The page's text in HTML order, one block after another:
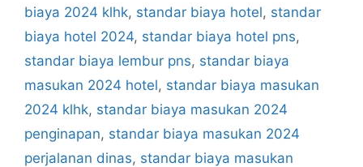
biaya 2024 klhk, standar biaya hotel, standar
biaya hotel 2024, standar biaya hotel pns,
standar biaya lembur pns, standar biaya
masukan 2024 hotel, standar biaya masukan
2024 klhk, standar biaya masukan 2024
penginapan, standar biaya masukan 2024
perjalanan dinas, standar biaya masukan